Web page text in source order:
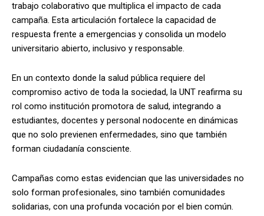
trabajo colaborativo que multiplica el impacto de cada
campaña. Esta articulación fortalece la capacidad de
respuesta frente a emergencias y consolida un modelo
universitario abierto, inclusivo y responsable.
En un contexto donde la salud pública requiere del
compromiso activo de toda la sociedad, la UNT reafirma su
rol como institución promotora de salud, integrando a
estudiantes, docentes y personal nodocente en dinámicas
que no solo previenen enfermedades, sino que también
forman ciudadanía consciente.
Campañas como estas evidencian que las universidades no
solo forman profesionales, sino también comunidades
solidarias, con una profunda vocación por el bien común.